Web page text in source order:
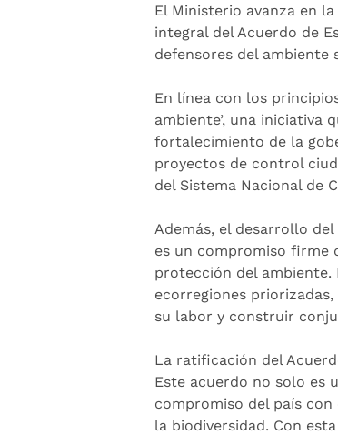
El Ministerio avanza en
integral del Acuerdo de
defensores del ambiente
En línea con los
ambiente’, una iniciativa
fortalecimiento de la
proyectos de control
del Sistema Nacional de
Además, el desarrollo
es un compromiso firme
protección del ambiente.
ecorregiones
su labor y construir
La ratificación del
Este acuerdo no solo es
compromiso del país
la biodiversidad. Con